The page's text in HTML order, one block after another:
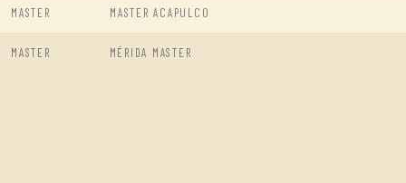
MASTER MASTER ACAPULCO
MASTER MÉRIDA MASTER